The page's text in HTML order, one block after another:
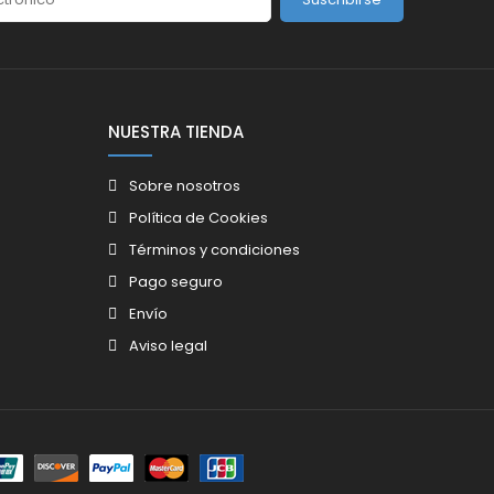
NUESTRA TIENDA
Sobre nosotros
Política de Cookies
Términos y condiciones
Pago seguro
Envío
Aviso legal